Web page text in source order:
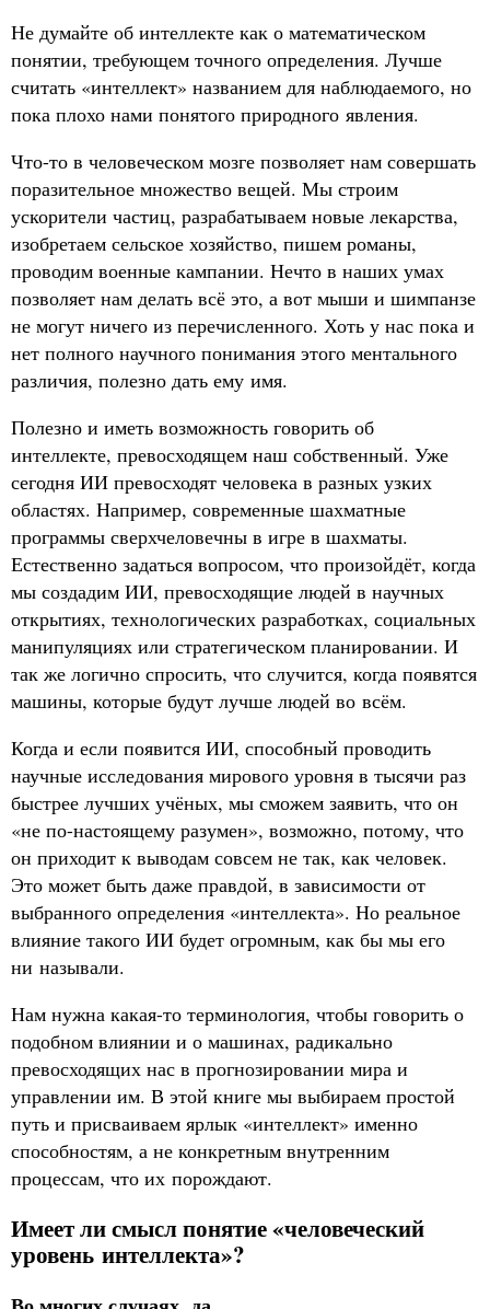
Не думайте об интеллекте как о математическом
понятии, требующем точного определения. Лучше
считать «интеллект» названием для наблюдаемого, но
пока плохо нами понятого природного явления.
Что-то в человеческом мозге позволяет нам совершать
поразительное множество вещей. Мы строим
ускорители частиц, разрабатываем новые лекарства,
изобретаем сельское хозяйство, пишем романы,
проводим военные кампании. Нечто в наших умах
позволяет нам делать всё это, а вот мыши и шимпанзе
не могут ничего из перечисленного. Хоть у нас пока и
нет полного научного понимания этого ментального
различия, полезно дать ему имя.
Полезно и иметь возможность говорить об
интеллекте, превосходящем наш собственный. Уже
сегодня ИИ превосходят человека в разных узких
областях. Например, современные шахматные
программы сверхчеловечны в игре в шахматы.
Естественно задаться вопросом, что произойдёт, когда
мы создадим ИИ, превосходящие людей в научных
открытиях, технологических разработках, социальных
манипуляциях или стратегическом планировании. И
так же логично спросить, что случится, когда появятся
машины, которые будут лучше людей во всём.
Когда и если появится ИИ, способный проводить
научные исследования мирового уровня в тысячи раз
быстрее лучших учёных, мы сможем заявить, что он
«не по-настоящему разумен», возможно, потому, что
он приходит к выводам совсем не так, как человек.
Это может быть даже правдой, в зависимости от
выбранного определения «интеллекта». Но реальное
влияние такого ИИ будет огромным, как бы мы его
ни называли.
Нам нужна какая-то терминология, чтобы говорить о
подобном влиянии и о машинах, радикально
превосходящих нас в прогнозировании мира и
управлении им. В этой книге мы выбираем простой
путь и присваиваем ярлык «интеллект» именно
способностям, а не конкретным внутренним
процессам, что их порождают.
Имеет ли смысл понятие «человеческий
уровень интеллекта»?